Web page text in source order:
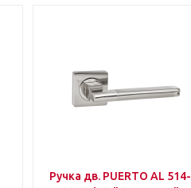
Ручка дв. PUERTO AL 514-